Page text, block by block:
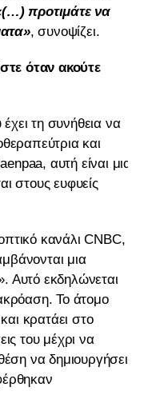
προτιμάτε να
, συνοψίζει.
όταν ακούτε
τη συνήθεια να
και
αυτή είναι μια
στους ευφυείς
κανάλι CNBC,
μια
Αυτό εκδηλώνεται
Το άτομο
κρατάει στο
του μέχρι να
να δημιουργήσει